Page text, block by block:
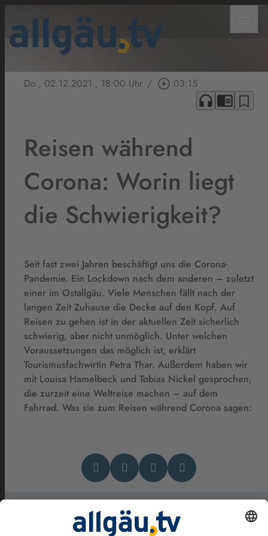
Do., 02.12.2021 , 18:00 Uhr / play_circle_outline 03:15
headphones chrome_reader_mode bookmark_border
Reisen während
Corona: Worin liegt
die Schwierigkeit?
Seit fast zwei Jahren beschäftigt uns die Corona-
Pandemie. Ein Lockdown nach dem anderen – zuletzt
einer im Ostallgäu. Viele Menschen fällt nach der
langen Zeit Zuhause die Decke auf den Kopf. Auf
Reisen zu gehen ist in der aktuellen Zeit sicherlich
schwierig, aber nicht unmöglich. Unter welchen
Voraussetzungen das möglich ist, erklärt
Tourismusfachwirtin Petra Thar. Außerdem haben wir
mit Louisa Hamelbeck und Tobias Nickel gesprochen,
die zurzeit eine Weltreise machen – auf dem
Fahrrad. Was sie zum Reisen während Corona sagen: